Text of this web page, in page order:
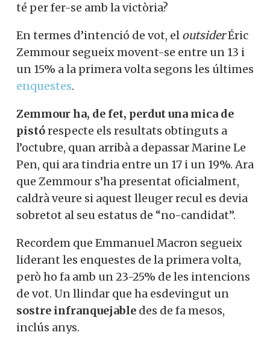
té per fer-se amb la victòria?
En termes d’intenció de vot, el outsiderÉric
Zemmour segueix movent-se entre un 13 i
un 15% a la primera volta segons les últimes
enquestes.
Zemmour ha, de fet, perdut una mica de
pistórespecte els resultats obtinguts a
l’octubre, quan arribà a depassar Marine Le
Pen, qui ara tindria entre un 17 i un 19%. Ara
que Zemmour s’ha presentat oficialment,
caldrà veure si aquest lleuger recul es devia
sobretot al seu estatus de “no-candidat”.
Recordem que Emmanuel Macron segueix
liderant les enquestes de la primera volta,
però ho fa amb un 23-25% de les intencions
de vot. Un llindar que ha esdevingut un
sostre infranquejable des de fa mesos,
inclús anys.